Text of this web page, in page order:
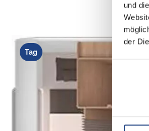
und
der
Tag